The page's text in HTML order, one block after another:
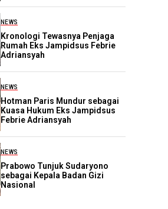
NEWS
Kronologi Tewasnya Penjaga
Rumah Eks Jampidsus Febrie
Adriansyah
NEWS
Hotman Paris Mundur sebagai
Kuasa Hukum Eks Jampidsus
Febrie Adriansyah
NEWS
Prabowo Tunjuk Sudaryono
sebagai Kepala Badan Gizi
Nasional